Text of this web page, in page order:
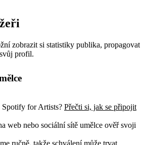
zobrazit si statistiky publika, propagovat
profil.
Spotify for Artists? Přečti si, jak se připojit
web nebo sociální sítě umělce ověř svoji
ručně, takže schválení může trvat